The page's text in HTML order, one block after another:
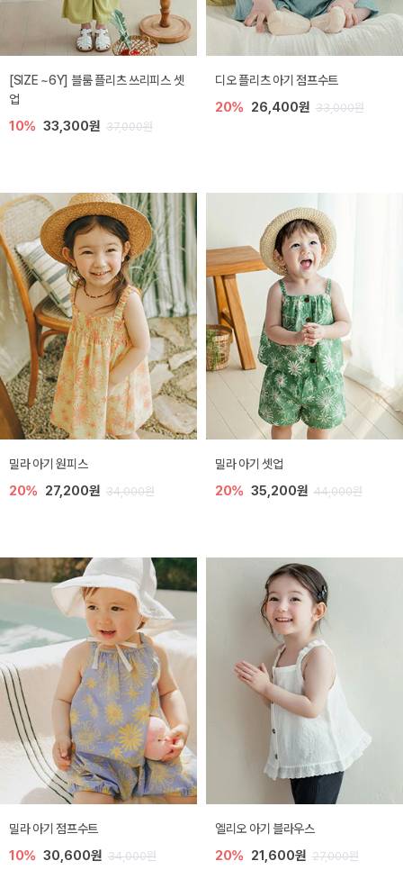
[SIZE ~6Y] 블룸 플리츠 쓰리피스 셋
업
10% 33,300원 37,000원
디오 플리츠 아기 점프수트
20% 26,400원 33,000원
밀라 아기 원피스
20% 27,200원 34,000원
밀라 아기 셋업
20% 35,200원 44,000원
밀라 아기 점프수트
10% 30,600원 34,000원
엘리오 아기 블라우스
20% 21,600원 27,000원